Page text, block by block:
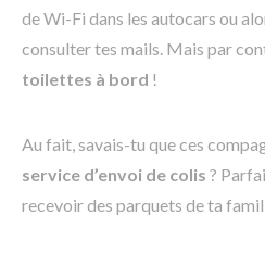
de Wi-Fi dans les autocars ou
consulter tes mails. Mais par
toilettes à bord !
Au fait, savais-tu que ces
service d’envoi de colis ?
recevoir des parquets de ta